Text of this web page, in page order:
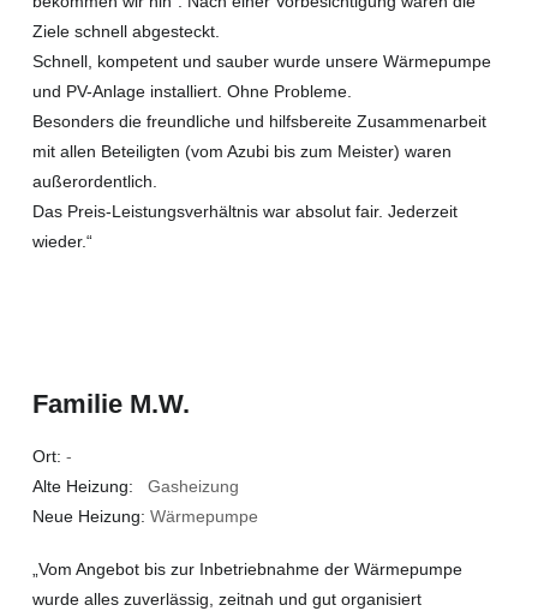
Ziele schnell abgesteckt.
Schnell, kompetent und sauber wurde unsere Wärmepumpe
und PV-Anlage installiert. Ohne Probleme.
Besonders die freundliche und hilfsbereite Zusammenarbeit
mit allen Beteiligten (vom Azubi bis zum Meister) waren
außerordentlich.
Das Preis-Leistungsverhältnis war absolut fair. Jederzeit
wieder.“
Familie M.W.
Ort: -
Alte Heizung: Gasheizung
Neue Heizung: Wärmepumpe
„Vom Angebot bis zur Inbetriebnahme der Wärmepumpe
wurde alles zuverlässig, zeitnah und gut organisiert